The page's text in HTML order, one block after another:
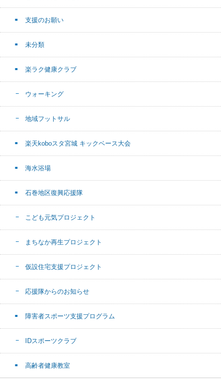
支援のお願い
未分類
楽ラク健康クラブ
ウォーキング
地域フットサル
楽天koboスタ宮城 キックベース大会
海水浴場
石巻地区復興応援隊
こども元気プロジェクト
まちなか再生プロジェクト
仮設住宅支援プロジェクト
応援隊からのお知らせ
障害者スポーツ支援プログラム
IDスポーツクラブ
高齢者健康教室